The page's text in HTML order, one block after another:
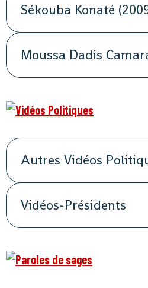
Sékouba Konaté
Moussa Dadis
Autres Vidéos
Vidéos-Présidents